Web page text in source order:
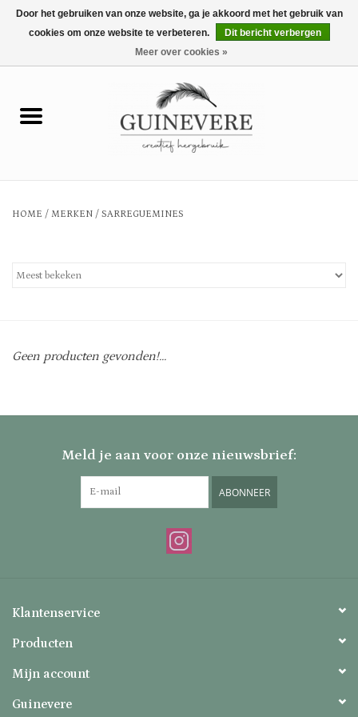
0 Artikelen - €0,00
Meubels
Tuin en buiten
Keuken
Uitverkocht
HOME / MERKEN / SARREGUEMINES
Geen producten gevonden!...
Meld je aan voor onze nieuwsbrief:
ABONNEER
Klantenservice
Producten
Mijn account
Guinevere
Door het gebruiken van onze website, ga je akkoord met het gebruik van
cookies om onze website te verbeteren.
Dit bericht verbergen
Meer over cookies »